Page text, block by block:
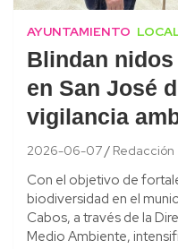
AYUNTAMIENTO
Blindan
en San José
vigilancia
2026-06-07 Redacción
Con el objetivo de
biodiversidad en el
Cabos, a través de la
Medio Ambiente,